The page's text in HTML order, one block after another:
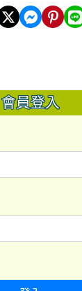
會員登入